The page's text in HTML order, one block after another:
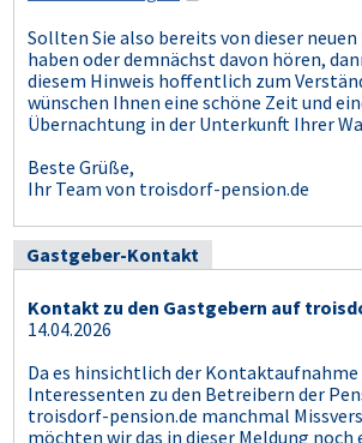
Sollten Sie also bereits von dieser
haben oder demnächst davon hören,
diesem Hinweis hoffentlich zum
wünschen Ihnen eine schöne Zeit und
Übernachtung in der Unterkunft Ihrer
Beste Grüße,
Ihr Team von troisdorf-pension.de
Gastgeber-Kontakt
Kontakt zu den Gastgebern auf
14.04.2026
Da es hinsichtlich der
Interessenten zu den Betreibern der
troisdorf-pension.de manchmal
möchten wir das in dieser Meldung noch